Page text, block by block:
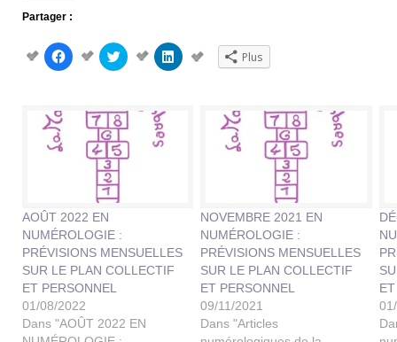
Partager :
Cliquez
pour
partager
nouvelle
fenêtre)
Cliquez
pour
partager
une
nouvelle
fenêtre)
Cliquez
pour Plus
AOÛT 2022 EN
NUMÉROLOGIE :
PRÉVISIONS MENSUELLES
SUR LE PLAN COLLECTIF
ET PERSONNEL
01/08/2022
Dans "AOÛT 2022 EN
NOVEMBRE 2021 EN
NUMÉROLOGIE :
PRÉVISIONS MENSUELLES
SUR LE PLAN COLLECTIF
ET PERSONNEL
09/11/2021
Dans "Articles